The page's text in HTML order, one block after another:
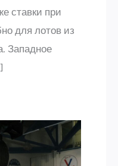
ставки при
для лотов из
Западное